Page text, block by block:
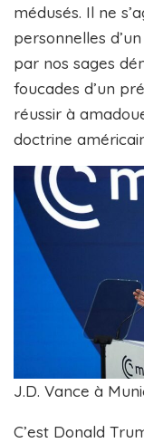
médusés. Il ne
personnelles
par nos sages
foucades d’un
réussir à
doctrine
J.D. Vance à
C’est Donald